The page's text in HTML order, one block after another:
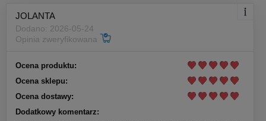
JOLANTA
Dodano: 2026-05-24
Opinia zweryfikowana
Ocena produktu:
Ocena sklepu:
Ocena dostawy:
Dodatkowy komentarz: